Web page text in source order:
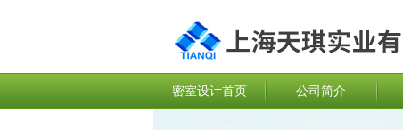
密室设计首页 公司简介